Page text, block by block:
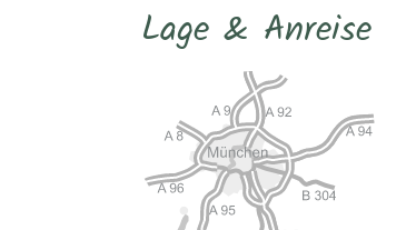
Lage & Anreise